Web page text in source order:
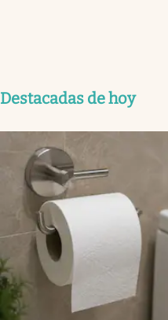
Destacadas de hoy